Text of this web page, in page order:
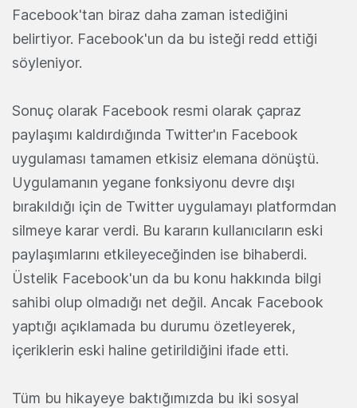
Facebook'tan biraz daha zaman istediğini
belirtiyor. Facebook'un da bu isteği redd ettiği
söyleniyor.
Sonuç olarak Facebook resmi olarak çapraz
paylaşımı kaldırdığında Twitter'ın Facebook
uygulaması tamamen etkisiz elemana dönüştü.
Uygulamanın yegane fonksiyonu devre dışı
bırakıldığı için de Twitter uygulamayı platformdan
silmeye karar verdi. Bu kararın kullanıcıların eski
paylaşımlarını etkileyeceğinden ise bihaberdi.
Üstelik Facebook'un da bu konu hakkında bilgi
sahibi olup olmadığı net değil. Ancak Facebook
yaptığı açıklamada bu durumu özetleyerek,
içeriklerin eski haline getirildiğini ifade etti.
Tüm bu hikayeye baktığımızda bu iki sosyal